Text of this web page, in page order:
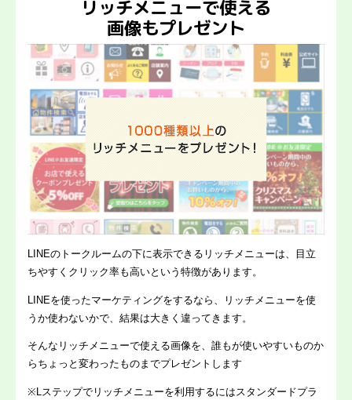
リッチメニューで使える
画像もプレゼント
LINEのトークルームの下に表示できるリッチメニューは、目立
ちやすくクリック率も高いという特徴があります。
LINEを使ったマーケティングをするなら、リッチメニューを使
うか使わないかで、結果は大きく違ってきます。
そんなリッチメニューで使える画像を、誰もが使いやすいものか
らちょっと変わったものまでプレゼントします
※Lステップでリッチメニューを利用するにはスタンダードプラ